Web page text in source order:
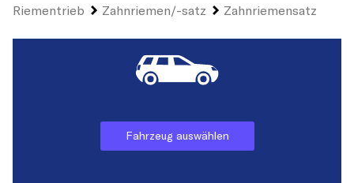
Riementrieb
Zahnriemen/-satz Zahnriemensatz
Fahrzeug auswählen